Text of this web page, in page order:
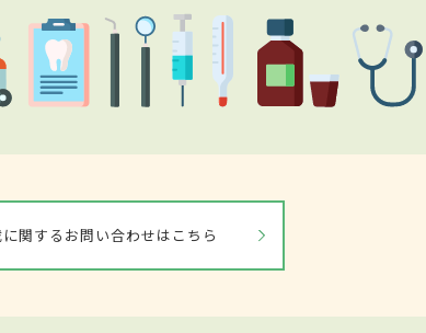
に関するお問い合わせはこちら